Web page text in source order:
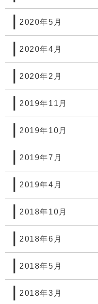
2020年5月
2020年4月
2020年2月
2019年11月
2019年10月
2019年7月
2019年4月
2018年10月
2018年6月
2018年5月
2018年3月